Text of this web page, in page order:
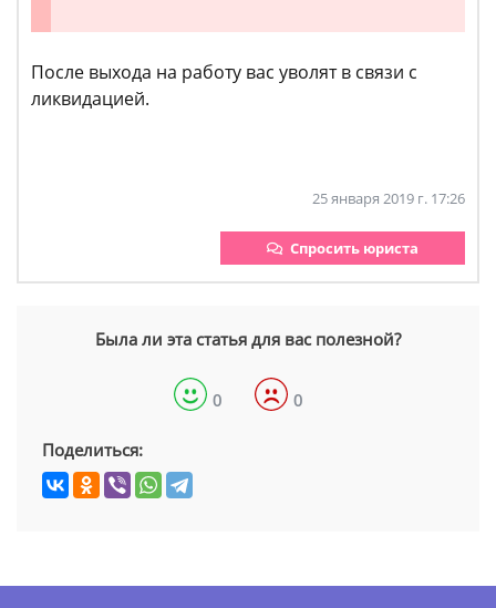
После выхода на работу вас уволят в связи с
ликвидацией.
25 января 2019 г. 17:26
Спросить юриста
Была ли эта статья для вас полезной?
0 0
Поделиться: